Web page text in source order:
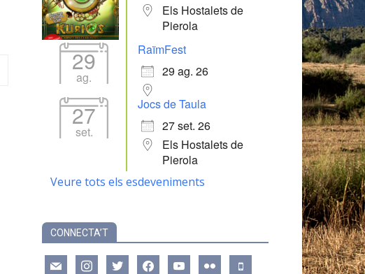
Els Hostalets de
Pierola
29
ag.
RaïmFest
29 ag. 26
27
set.
Jocs de Taula
27 set. 26
Els Hostalets de
Pierola
Veure tots els esdeveniments
CONNECTA’T
mail instagramtwitter facebookyoutube flickr mobile